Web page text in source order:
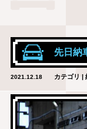
先日納
2021.12.18 カテゴリ |